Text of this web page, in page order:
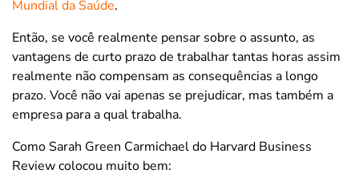
Mundial da Saúde.
Então, se você realmente pensar sobre o assunto, as
vantagens de curto prazo de trabalhar tantas horas assim
realmente não compensam as consequências a longo
prazo. Você não vai apenas se prejudicar, mas também a
empresa para a qual trabalha.
Como Sarah Green Carmichael do Harvard Business
Review colocou muito bem: